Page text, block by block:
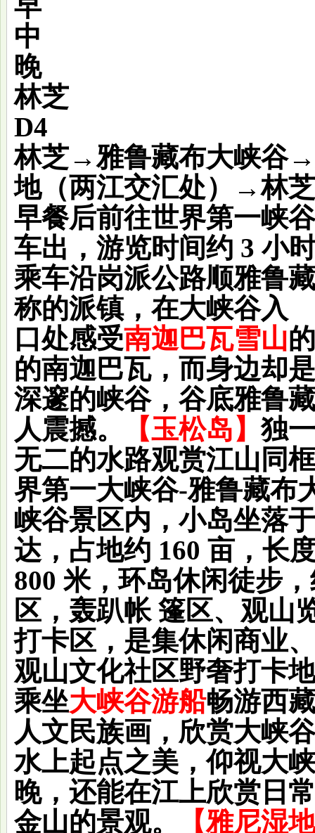
中
晚
林芝
D4
林芝→雅鲁藏布大峡谷
地（两江交汇处）→林芝
早餐后前往世界第一峡
车出，游览时间约 3 小
乘车沿岗派公路顺雅鲁
称的派镇，在大峡谷入
口处感受南迦巴瓦雪山
的南迦巴瓦，而身边却是
深邃的峡谷，谷底雅鲁
人震撼。
【玉松岛 】独一
无二的水路观赏江山同
界第一大峡谷-雅鲁藏布
峡谷景区内，小岛坐落
达，占地约 160 亩，长
800 米，环岛休闲徒步
区，轰趴帐 篷区、观山
打卡区，是集休闲商业
观山文化社区野奢打卡
乘坐大峡谷游船畅游西
人文民族画，欣赏大峡谷
水上起点之美，仰视大
晚，还能在江上欣赏日常
金山的景观。
【雅尼湿地